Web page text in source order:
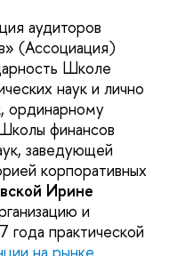
аудиторов
(Ассоциация)
Школе
наук и лично
ординарному
финансов
заведующей
корпоративных
Ирине
и
практической